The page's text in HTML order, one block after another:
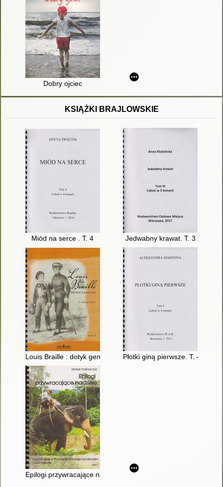
Dobry ojciec
KSIĄŻKI BRAJLOWSKIE
Miód na serce . T. 4 Jedwabny krawat. T. 3
Louis Braille : dotyk geniuszu. T. 3Płotki giną pierwsze. T. 4
Epilogi przywracające nadzieję : wspomnienie o profesorze